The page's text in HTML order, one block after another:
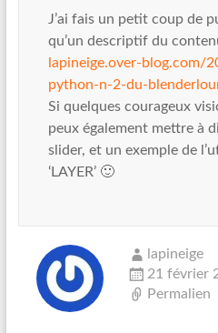
J’ai fais un petit coup de
qu’un descriptif du
lapineige.over-blog.com/
python-n-2-du-
Si quelques courageux
peux également mettre à
slider, et un exemple de
‘LAYER’ 🙂
lapineige
21 février
Permalien